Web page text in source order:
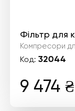
Фільтр для
Компресори
Код: 32044
9 474 ₴